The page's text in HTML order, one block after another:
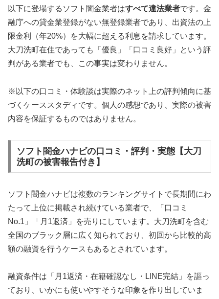
以下に登場するソフト闇金業者はすべて違法業者です。金
融庁への貸金業登録がない無登録業者であり、出資法の上
限金利（年20%）を大幅に超える利息を請求しています。
大刀洗町在住であっても「優良」「口コミ良好」という評
判がある業者でも、この事実は変わりません。
※以下の口コミ・体験談は実際のネット上の評判傾向に基
づくケーススタディです。個人の感想であり、実際の被害
内容を保証するものではありません。
ソフト闇金ハナビの口コミ・評判・実態【大刀
洗町の被害報告付き】
ソフト闇金ハナビは複数のランキングサイトで長期間にわ
たって上位に掲載され続けている業者で、「口コミ
No.1」「月1返済」を売りにしています。大刀洗町を含む
全国のブラック層に広く知られており、初回から比較的高
額の融資を行うケースもあるとされています。
融資条件は「月1返済・在籍確認なし・LINE完結」を謳っ
ており、いかにも使いやすそうな印象を作り出していま